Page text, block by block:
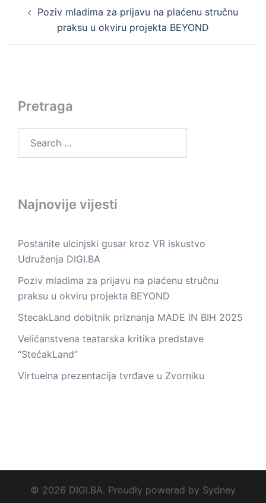
navigation
Poziv mladima za prijavu na plaćenu stručnu
praksu u okviru projekta BEYOND
Pretraga
Najnovije vijesti
Postanite ulcinjski gusar kroz VR iskustvo
Udruženja DIGI.BA
Poziv mladima za prijavu na plaćenu stručnu
praksu u okviru projekta BEYOND
StecakLand dobitnik priznanja MADE IN BIH 2025
Veličanstvena teatarska kritika predstave
“StećakLand”
Virtuelna prezentacija tvrđave u Zvorniku
© 2026 DIGI.BA. Proudly powered by Sydney